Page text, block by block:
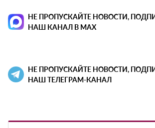
НЕ ПРОПУСКАЙТЕ НОВОСТИ,
НАШ КАНАЛ В MAX
НЕ ПРОПУСКАЙТЕ НОВОСТИ,
НАШ ТЕЛЕГРАМ-КАНАЛ